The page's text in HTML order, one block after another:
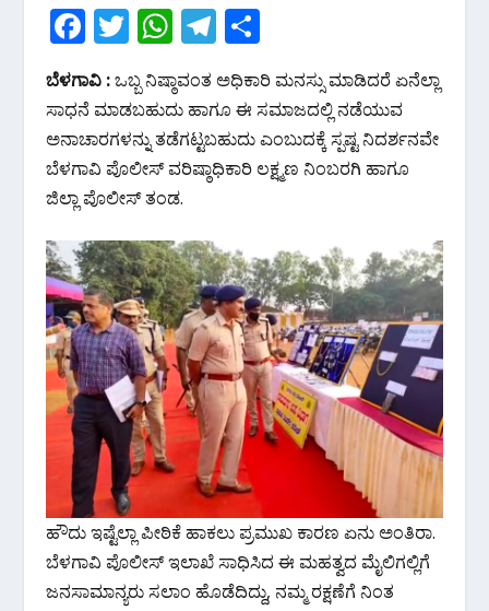
F
ac
e
b
o
o
k
T
itt
er
W
h
at
s
A
p
p
T
e
gr
a
ar
e
ಬೆಳಗಾವಿ :ಒಬ್ಬ ‌ನಿಷ್ಠಾವಂತ ಅಧಿಕಾರಿ ಮನಸ್ಸು ಮಾಡಿದರೆ ಏನೆಲ್ಲಾ
ಸಾಧನೆ ಮಾಡಬಹುದು ಹಾಗೂ ಈ ಸಮಾಜದಲ್ಲಿ ನಡೆಯುವ
ಅನಾಚಾರಗಳನ್ನು ತಡೆಗಟ್ಟಬಹುದು ಎಂಬುದಕ್ಕೆ ಸ್ಪಷ್ಟ ನಿದರ್ಶನವೇ
ಬೆಳಗಾವಿ ಪೊಲೀಸ್ ವರಿಷ್ಠಾಧಿಕಾರಿ ಲಕ್ಷ್ಮಣ ನಿಂಬರಗಿ ಹಾಗೂ
ಜಿಲ್ಲಾ ಪೊಲೀಸ್ ತಂಡ.
ಹೌದು ಇಷ್ಟೆಲ್ಲಾ ಪೀಠಿಕೆ ಹಾಕಲು ಪ್ರಮುಖ ಕಾರಣ ಏನು ಅಂತಿರಾ.
ಬೆಳಗಾವಿ ಪೊಲೀಸ್ ಇಲಾಖೆ ಸಾಧಿಸಿದ ಈ ಮಹತ್ವದ ಮೈಲಿಗಲ್ಲಿಗೆ
ಜನಸಾಮಾನ್ಯರು ಸಲಾಂ ಹೊಡೆದಿದ್ದು, ನಮ್ಮ ರಕ್ಷಣೆಗೆ ನಿಂತ